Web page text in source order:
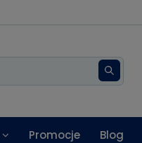
Promocje Blog